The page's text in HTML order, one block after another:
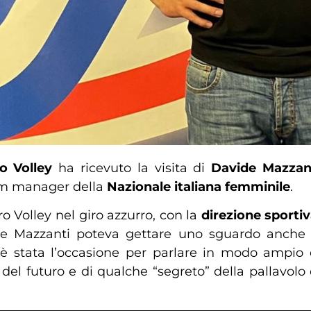
Volley ha ricevuto la visita di Davide
manager della Nazionale italiana femminile.
Volley nel giro azzurro, con la direzione
Mazzanti poteva gettare uno sguardo
stata l’occasione per parlare in modo
futuro e di qualche “segreto” della